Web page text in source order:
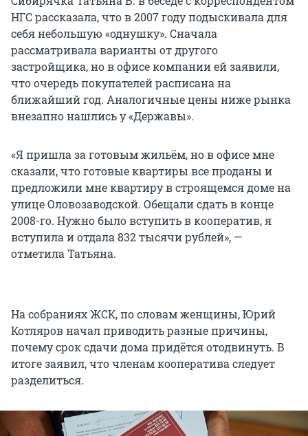
НГС рассказала, что в 2007 году подыскивала для
себя небольшую «однушку». Сначала
рассматривала варианты от другого
застройщика, но в офисе компании ей заявили,
что очередь покупателей расписана на
ближайший год. Аналогичные цены ниже рынка
внезапно нашлись у «Державы».
«Я пришла за готовым жильём, но в офисе мне
сказали, что готовые квартиры все проданы и
предложили мне квартиру в строящемся доме на
улице Оловозаводской. Обещали сдать в конце
2008-го. Нужно было вступить в кооператив, я
вступила и отдала 832 тысячи рублей», —
отметила Татьяна.
На собраниях ЖСК, по словам женщины, Юрий
Котляров начал приводить разные причины,
почему срок сдачи дома придётся отодвинуть. В
итоге заявил, что членам кооператива следует
разделиться.